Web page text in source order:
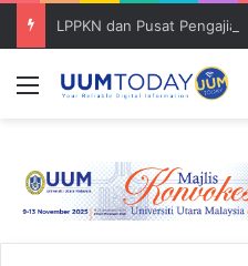
Menu